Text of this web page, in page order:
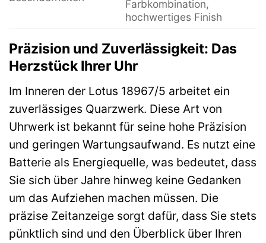
Farbkombination,
hochwertiges Finish
Präzision und Zuverlässigkeit: Das
Herzstück Ihrer Uhr
Im Inneren der Lotus 18967/5 arbeitet ein
zuverlässiges Quarzwerk. Diese Art von
Uhrwerk ist bekannt für seine hohe Präzision
und geringen Wartungsaufwand. Es nutzt eine
Batterie als Energiequelle, was bedeutet, dass
Sie sich über Jahre hinweg keine Gedanken
um das Aufziehen machen müssen. Die
präzise Zeitanzeige sorgt dafür, dass Sie stets
pünktlich sind und den Überblick über Ihren